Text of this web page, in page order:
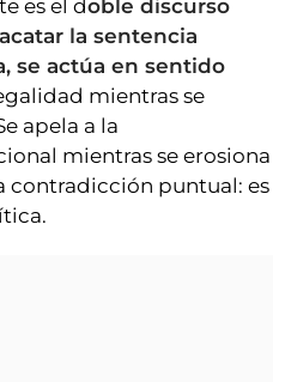
es el doble discurso
la sentencia
se actúa en sentido
mientras se
apela a la
mientras se erosiona
contradicción puntual: es